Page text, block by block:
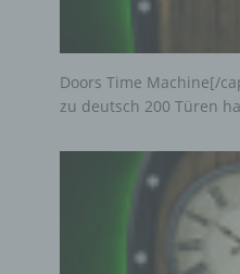
Doors Time Machine[/
zu deutsch 200 Türen